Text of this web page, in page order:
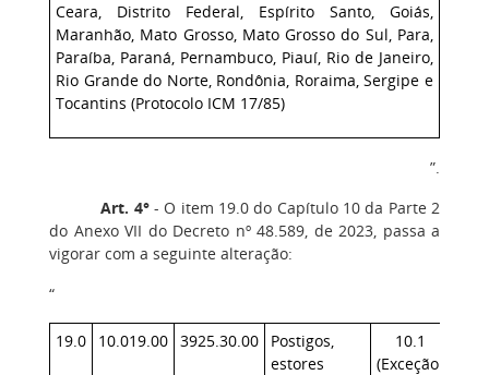
Ceara, Distrito Federal, Espírito Santo, Goiás,
Maranhão, Mato Grosso, Mato Grosso do Sul, Para,
Paraíba, Paraná, Pernambuco, Piauí, Rio de Janeiro,
Rio Grande do Norte, Rondônia, Roraima, Sergipe e
Tocantins (Protocolo ICM 17/85)
”.
Art. 4°‒ O item 19.0 do Capítulo 10 da Parte 2
do Anexo VII do Decreto nº 48.589, de 2023, passa a
vigorar com a seguinte alteração:
“
19.0 10.019.00 3925.30.00
Postigos,
estores
10.1
(Exceção: